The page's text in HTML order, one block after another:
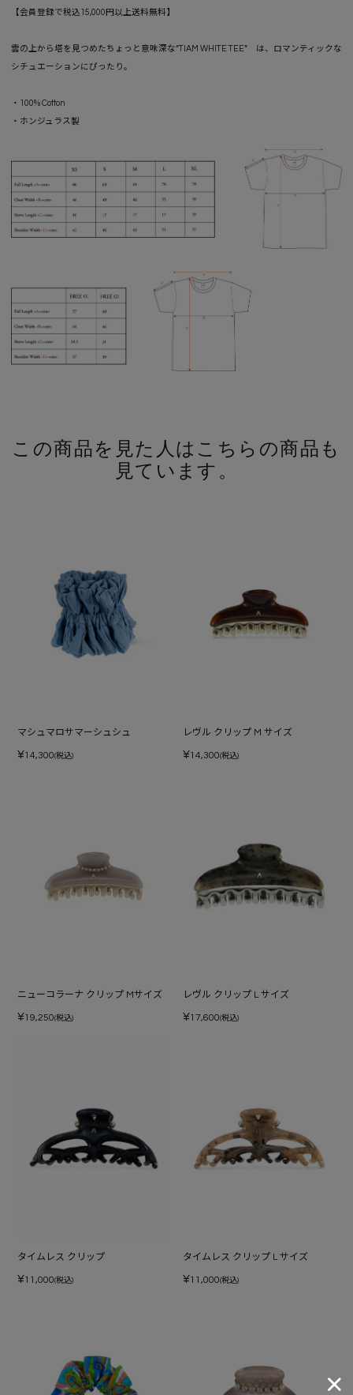
【会員登録で税込15,000円以上送料無料】
雲の上から塔を見つめたちょっと意味深な“TIAM WHITE TEE” は、ロマンティックな
シチュエーションにぴったり。
・100% Cotton
・ホンジュラス製
この商品を見た人はこちらの商品も
見ています。
マシュマロサマーシュシュ
¥14,300(税込)
レヴル クリップ M サイズ
¥14,300(税込)
ニューコラーナ クリップ Mサイズ
¥19,250(税込)
レヴル クリップ L サイズ
¥17,600(税込)
タイムレス クリップ
¥11,000(税込)
タイムレス クリップ L サイズ
¥11,000(税込)